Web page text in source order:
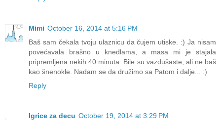
Mimi October 16, 2014 at 5:16 PM
Baš sam čekala tvoju ulaznicu da čujem utiske. :) Ja nisam
povećavala brašno u knedlama, a masa mi je stajala
pripremljena nekih 40 minuta. Bile su vazdušaste, ali ne baš
kao šnenokle. Nadam se da družimo sa Patom i dalje... :)
Reply
Igrice za decu October 19, 2014 at 3:29 PM